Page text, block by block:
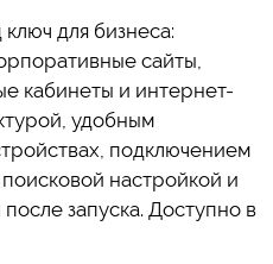
для бизнеса:
сайты,
кабинеты и интернет-
удобным
подключением
настройкой и
запуска. Доступно в